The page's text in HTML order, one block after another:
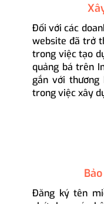
Đối với các
website đã trở
trong việc tạo
quảng bá trên
gắn với
trong việc xây
Đăng ký tên